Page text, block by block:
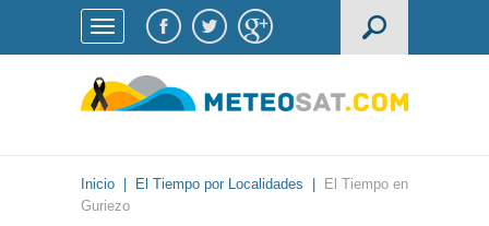
Inicio El Tiempo por Localidades
El Tiempo en
Guriezo